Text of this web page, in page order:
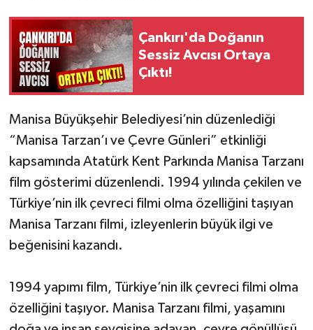
Çankırı'da Doğanın
Sessiz Avcısı Ortaya
Çıktı!
Manisa Büyükşehir Belediyesi’nin düzenlediği
“Manisa Tarzan’ı ve Çevre Günleri” etkinliği
kapsamında Atatürk Kent Parkında Manisa Tarzanı
film gösterimi düzenlendi. 1994 yılında çekilen ve
Türkiye’nin ilk çevreci filmi olma özelliğini taşıyan
Manisa Tarzanı filmi, izleyenlerin büyük ilgi ve
beğenisini kazandı.
1994 yapımı film, Türkiye’nin ilk çevreci filmi olma
özelliğini taşıyor. Manisa Tarzanı filmi, yaşamını